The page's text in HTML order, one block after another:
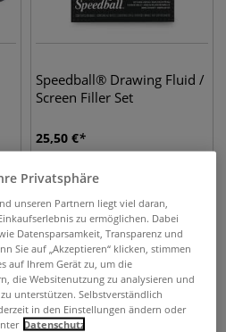
Speedball® Drawing Fluid /
Screen Filler Set
25,50 €
0,47 l | 1 l 54,03€
Privatsphäre
unseren Partnern liegt viel daran,
zu ermöglichen. Dabei
Datensparsamkeit, Transparenz und
Sie auf „Akzeptieren“ klicken, stimmen
auf Ihrem Gerät zu, um die
die Websitenutzung zu analysieren und
unterstützen. Selbstverständlich
in den Einstellungen ändern oder
Datenschutz